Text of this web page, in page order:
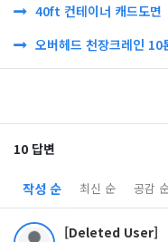
40ft 컨테이너 캐드도면
오버헤드 천장크레인 10
10 답변
작성 순 최신 순 공감
[Deleted User]